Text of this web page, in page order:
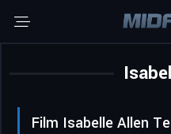
Film Isabelle Allen